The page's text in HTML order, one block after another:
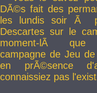
DÃ©s fait des
les lundis soir Ã
Descartes sur le
moment-lÃ que
campagne de Jeu
en prÃ©sence
connaissiez pas